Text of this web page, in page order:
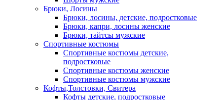
Брюки, Лосины
Брюки, лосины, детские, подростковые
Брюки, капри, лосины женские
Брюки, тайтсы мужские
Спортивные костюмы
Спортивные костюмы детские,
подростковые
Спортивные костюмы женские
Спортивные костюмы мужские
Кофты,Толстовки, Свитера
Кофты детские, подростковые